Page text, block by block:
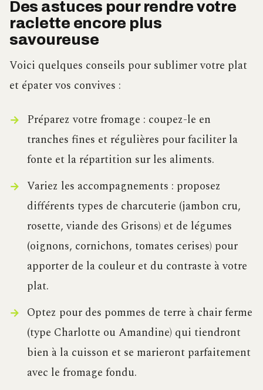
Des astuces pour rendre votre
raclette encore plus
savoureuse
Voici quelques conseils pour sublimer votre plat
et épater vos convives :
Préparez votre fromage : coupez-le en
tranches fines et régulières pour faciliter la
fonte et la répartition sur les aliments.
Variez les accompagnements : proposez
différents types de charcuterie (jambon cru,
rosette, viande des Grisons) et de légumes
(oignons, cornichons, tomates cerises) pour
apporter de la couleur et du contraste à votre
plat.
Optez pour des pommes de terre à chair ferme
(type Charlotte ou Amandine) qui tiendront
bien à la cuisson et se marieront parfaitement
avec le fromage fondu.